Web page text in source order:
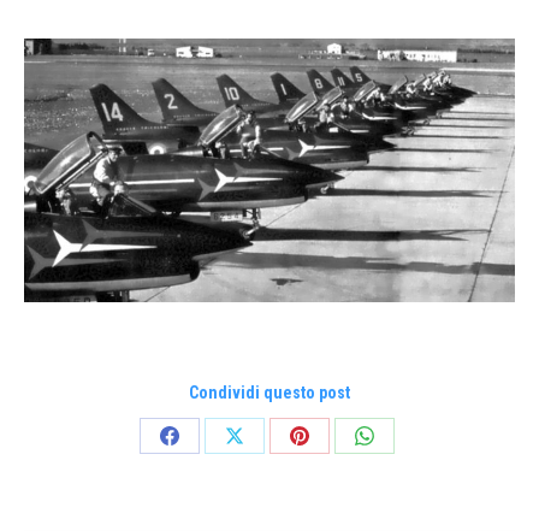
Condividi questo post
CondividiCondividiCondividiCondividi